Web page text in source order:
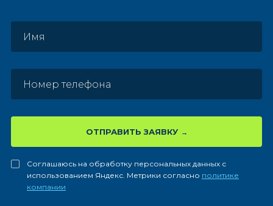
ОТПРАВИТЬ ЗАЯВКУ
Соглашаюсь на обработку персональных данных с
использованием Яндекс. Метрики согласно политике
компании